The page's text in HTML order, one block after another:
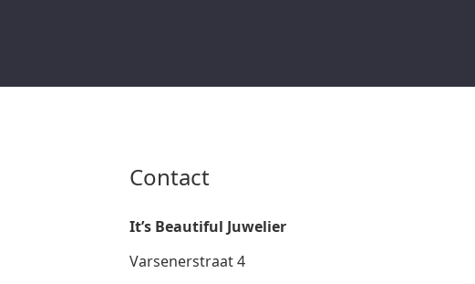
Contact
It’s Beautiful Juwelier
Varsenerstraat 4